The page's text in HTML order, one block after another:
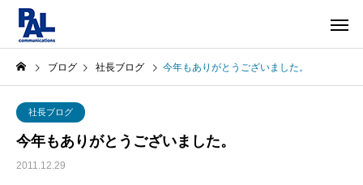
ブログ 社長ブログ 今年もありがとうございました。
社長ブログ
今年もありがとうございました。
2011.12.29